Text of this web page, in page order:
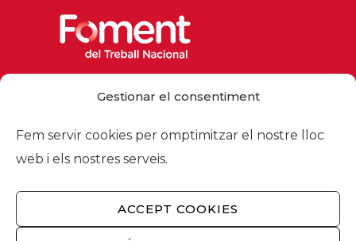
Gestionar el consentiment
Fem servir cookies per omptimitzar el nostre lloc
web i els nostres serveis.
ACCEPT COOKIES
foment@foment.com
© 2026 - Foment del Treball Nacional
Nosaltres